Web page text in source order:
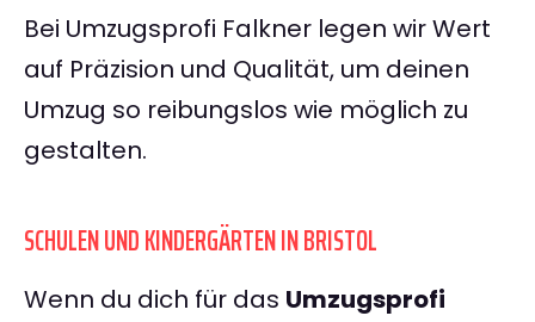
Bei Umzugsprofi Falkner legen wir Wert
auf Präzision und Qualität, um deinen
Umzug so reibungslos wie möglich zu
gestalten.
SCHULEN UND KINDERGÄRTEN IN BRISTOL
Wenn du dich für das Umzugsprofi